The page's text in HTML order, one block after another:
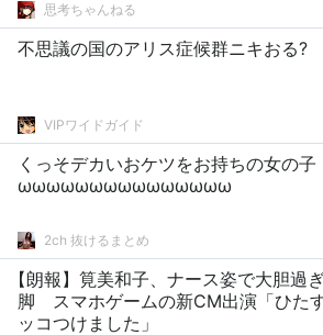
思考ちゃんねる
不思議の国のアリス症候群ニキおる?
VIPワイドガイド
くっそデカいおケツをお持ちの女の子
ωωωωωωωωωωωωωωω
2ch 抜けるまとめ
【朗報】筧美和子、ナース姿で大胆過
脚 スマホゲームの新CM出演「ひた
ッコつけました」